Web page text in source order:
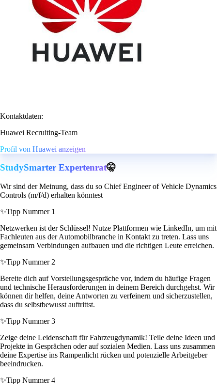
Kontaktdaten:
Huawei Recruiting-Team
Profil von Huawei anzeigen
StudySmarter Expertenrat🤫
Wir sind der Meinung, dass du so Chief Engineer of Vehicle Dynamics
Controls (m/f/d) erhalten könntest
✨Tipp Nummer 1
Netzwerken ist der Schlüssel! Nutze Plattformen wie LinkedIn, um mit
Fachleuten aus der Automobilbranche in Kontakt zu treten. Lass uns
gemeinsam Verbindungen aufbauen und die richtigen Leute erreichen.
✨Tipp Nummer 2
Bereite dich auf Vorstellungsgespräche vor, indem du häufige Fragen
und technische Herausforderungen in deinem Bereich durchgehst. Wir
können dir helfen, deine Antworten zu verfeinern und sicherzustellen,
dass du selbstbewusst auftrittst.
✨Tipp Nummer 3
Zeige deine Leidenschaft für Fahrzeugdynamik! Teile deine Ideen und
Projekte in Gesprächen oder auf sozialen Medien. Lass uns zusammen
deine Expertise ins Rampenlicht rücken und potenzielle Arbeitgeber
beeindrucken.
✨Tipp Nummer 4